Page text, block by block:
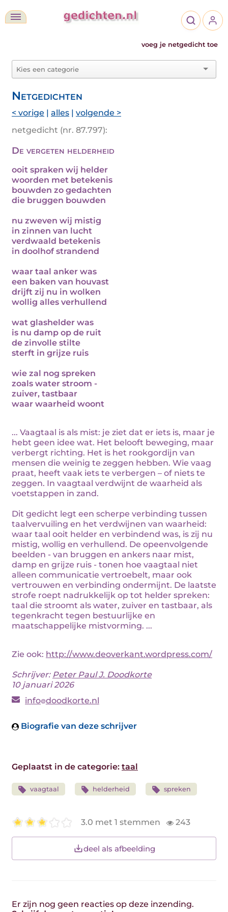
voeg je netgedicht toe
Netgedichten
< vorige | alles | volgende >
netgedicht (nr. 87.797):
De vergeten helderheid
ooit spraken wij helder
woorden met betekenis
bouwden zo gedachten
die bruggen bouwden
nu zweven wij mistig
in zinnen van lucht
verdwaald betekenis
in doolhof strandend
waar taal anker was
een baken van houvast
drijft zij nu in wolken
wollig alles verhullend
wat glashelder was
is nu damp op de ruit
de zinvolle stilte
sterft in grijze ruis
wie zal nog spreken
zoals water stroom -
zuiver, tastbaar
waar waarheid woont
... Vaagtaal is als mist: je ziet dat er iets is, maar je
hebt geen idee wat. Het belooft beweging, maar
verbergt richting. Het is het rookgordijn van
mensen die weinig te zeggen hebben. Wie vaag
praat, heeft vaak iets te verbergen – of niets te
zeggen. In vaagtaal verdwijnt de waarheid als
voetstappen in zand.
Dit gedicht legt een scherpe verbinding tussen
taalvervuiling en het verdwijnen van waarheid:
waar taal ooit helder en verbindend was, is zij nu
mistig, wollig en verhullend. De opeenvolgende
beelden - van bruggen en ankers naar mist,
damp en grijze ruis - tonen hoe vaagtaal niet
alleen communicatie vertroebelt, maar ook
vertrouwen en verbinding ondermijnt. De laatste
strofe roept nadrukkelijk op tot helder spreken:
taal die stroomt als water, zuiver en tastbaar, als
tegenkracht tegen bestuurlijke en
maatschappelijke mistvorming. ...
Zie ook: http://www.deoverkant.wordpress.com/
Schrijver: Peter Paul J. Doodkorte
10 januari 2026
info doodkorte.nl
Biografie van deze schrijver
Geplaatst in de categorie: taal
vaagtaal helderheid spreken
3.0 met 1 stemmen 243
deel als afbeelding
Er zijn nog geen reacties op deze inzending.